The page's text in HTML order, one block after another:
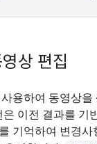
상 편집
용하여 동영상
은 이전 결과를 기
기억하여 변경